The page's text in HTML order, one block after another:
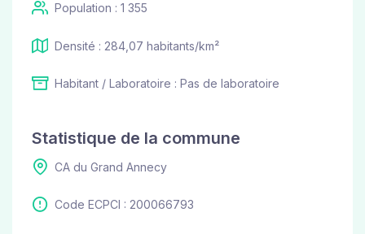
Population : 1 355
Densité : 284,07 habitants/km²
Habitant / Laboratoire : Pas de laboratoire
Statistique de la commune
CA du Grand Annecy
Code ECPCI : 200066793